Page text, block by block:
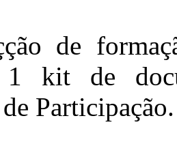
de
1 kit de
Participação.